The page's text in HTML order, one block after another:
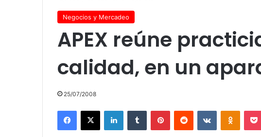
Negocios y Mercadeo
APEX reúne
calidad, en un
25/07/2008
Facebook
X LinkedInTumblr PinterestReddit VKontakte